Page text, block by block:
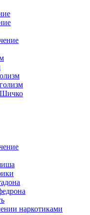
Шичко
наркотиками